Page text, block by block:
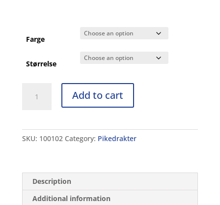
Farge
Størrelse
Add to cart
SKU: 100102 Category: Pikedrakter
Description
Additional information